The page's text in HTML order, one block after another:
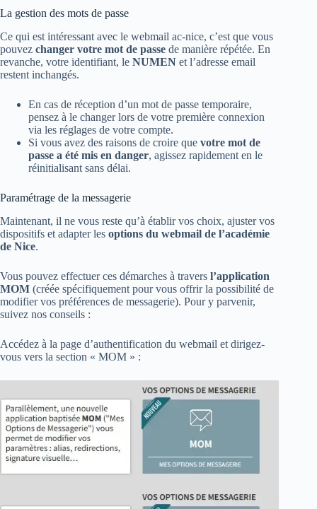
La gestion des mots de passe
Ce qui est intéressant avec le webmail ac-nice, c’est que vous
pouvez changer votre mot de passe de manière répétée. En
revanche, votre identifiant, le NUMEN et l’adresse email
restent inchangés.
En cas de réception d’un mot de passe temporaire,
pensez à le changer lors de votre première connexion
via les réglages de votre compte.
Si vous avez des raisons de croire que votre mot de
passe a été mis en danger, agissez rapidement en le
réinitialisant sans délai.
Paramétrage de la messagerie
Maintenant, il ne vous reste qu’à établir vos choix, ajuster vos
dispositifs et adapter les options du webmail de l’académie
de Nice.
Vous pouvez effectuer ces démarches à travers l’application
MOM (créée spécifiquement pour vous offrir la possibilité de
modifier vos préférences de messagerie). Pour y parvenir,
suivez nos conseils :
Accédez à la page d’authentification du webmail et dirigez-
vous vers la section « MOM » :